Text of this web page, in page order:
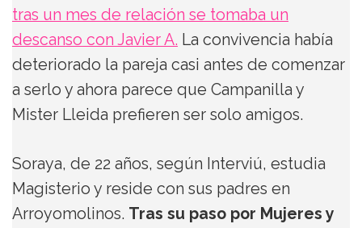
tras un mes de relación se tomaba un
descanso con Javier A. La convivencia había
deteriorado la pareja casi antes de comenzar
a serlo y ahora parece que Campanilla y
Mister Lleida prefieren ser solo amigos.
Soraya, de 22 años, según Interviú, estudia
Magisterio y reside con sus padres en
Arroyomolinos. Tras su paso por Mujeres y